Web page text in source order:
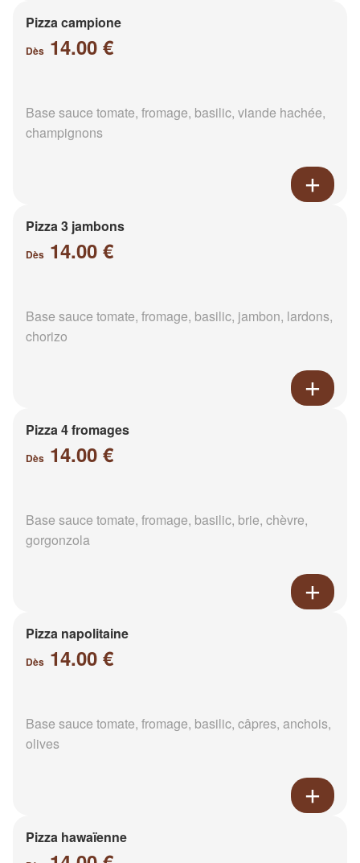
Pizza campione
Dès 14.00 €
Base sauce tomate, fromage, basilic, viande hachée,
champignons
Pizza 3 jambons
Dès 14.00 €
Base sauce tomate, fromage, basilic, jambon, lardons,
chorizo
Pizza 4 fromages
Dès 14.00 €
Base sauce tomate, fromage, basilic, brie, chèvre,
gorgonzola
Pizza napolitaine
Dès 14.00 €
Base sauce tomate, fromage, basilic, câpres, anchois,
olives
Pizza hawaïenne